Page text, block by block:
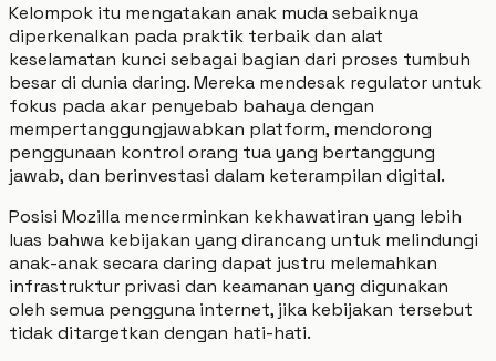
Kelompok itu mengatakan anak muda sebaiknya
diperkenalkan pada praktik terbaik dan alat
keselamatan kunci sebagai bagian dari proses tumbuh
besar di dunia daring. Mereka mendesak regulator untuk
fokus pada akar penyebab bahaya dengan
mempertanggungjawabkan platform, mendorong
penggunaan kontrol orang tua yang bertanggung
jawab, dan berinvestasi dalam keterampilan digital.
Posisi Mozilla mencerminkan kekhawatiran yang lebih
luas bahwa kebijakan yang dirancang untuk melindungi
anak-anak secara daring dapat justru melemahkan
infrastruktur privasi dan keamanan yang digunakan
oleh semua pengguna internet, jika kebijakan tersebut
tidak ditargetkan dengan hati-hati.